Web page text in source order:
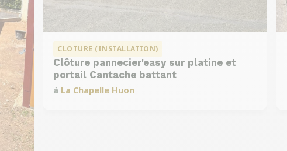
CLOTURE (INSTALLATION)
Clôture pannecier'easy sur platine et
portail Cantache battant
à La Chapelle Huon